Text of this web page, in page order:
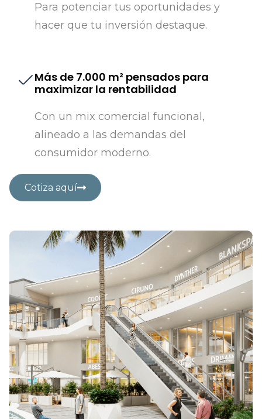
Para potenciar tus oportunidades y
hacer que tu inversión destaque.
Más de 7.000 m² pensados para
maximizar la rentabilidad
Con un mix comercial funcional,
alineado a las demandas del
consumidor moderno.
Cotiza aquí